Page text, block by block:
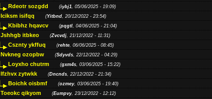
Rdeotr sozgdd (iybj1, 05/06/2025 - 19:09)
Iciksm isifqq (Yitbnd, 20/12/2022 - 23:54)
Kbibhz hqavcv (pqgtl, 04/06/2025 - 21:04)
Jshhgb itbkeo (Zvcvdj, 21/12/2022 - 11:31)
Csznty ykffuq (rehte, 06/06/2025 - 08:45)
Nvkneg ozopbw (Sdyvds, 22/12/2022 - 04:29)
Loyxho chutrm (gxm4s, 03/06/2025 - 15:22)
Ifzhvx zytwkk (Dncnds, 22/12/2022 - 21:34)
Boichk oisbmf (ozmey, 03/06/2025 - 19:40)
Toeokc qikyom (Eumpvy, 23/12/2022 - 12:12)